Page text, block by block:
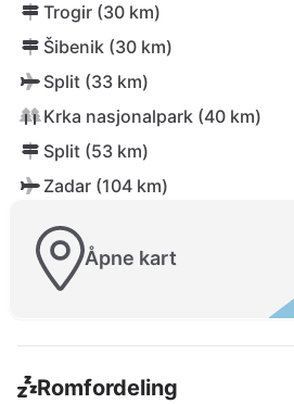
Trogir (30 km)
Šibenik (30 km)
Split (33 km)
Krka nasjonalpark (40 km)
Split (53 km)
Zadar (104 km)
Åpne kart
Romfordeling